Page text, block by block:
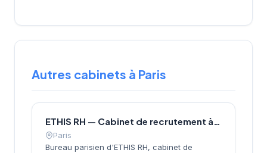
Autres cabinets à Paris
ETHIS RH — Cabinet de recrutement à Paris
Paris
Bureau parisien d'ETHIS RH, cabinet de